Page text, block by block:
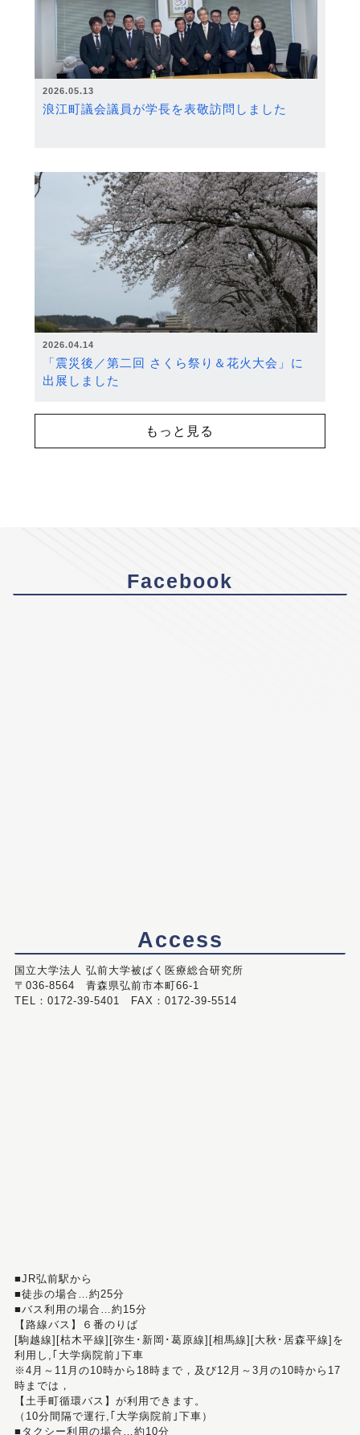
2026.05.13
浪江町議会議員が学長を表敬訪問しました
2026.04.14
「震災後／第二回 さくら祭り＆花火大会」に
出展しました
もっと見る
Facebook
Access
国立大学法人 弘前大学被ばく医療総合研究所
〒036-8564 青森県弘前市本町66-1
TEL：0172-39-5401 FAX：0172-39-5514
■JR弘前駅から
■徒歩の場合…約25分
■バス利用の場合…約15分
【路線バス】６番のりば
[駒越線][枯木平線][弥生･新岡･葛原線][相馬線][大秋･居森平線]を
利用し,｢大学病院前｣下車
※4月～11月の10時から18時まで，及び12月～3月の10時から17
時までは，
【土手町循環バス】が利用できます。
（10分間隔で運行,｢大学病院前｣下車）
■タクシー利用の場合…約10分